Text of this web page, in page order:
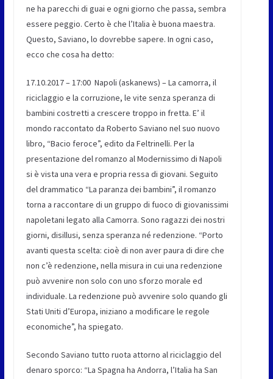
ne ha parecchi di guai e ogni giorno che passa, sembra
essere peggio. Certo è che l’Italia è buona maestra.
Questo, Saviano, lo dovrebbe sapere. In ogni caso,
ecco che cosa ha detto:
17.10.2017 – 17:00 Napoli (askanews) – La camorra, il
riciclaggio e la corruzione, le vite senza speranza di
bambini costretti a crescere troppo in fretta. E’ il
mondo raccontato da Roberto Saviano nel suo nuovo
libro, “Bacio feroce”, edito da Feltrinelli. Per la
presentazione del romanzo al Modernissimo di Napoli
si è vista una vera e propria ressa di giovani. Seguito
del drammatico “La paranza dei bambini”, il romanzo
torna a raccontare di un gruppo di fuoco di giovanissimi
napoletani legato alla Camorra. Sono ragazzi dei nostri
giorni, disillusi, senza speranza né redenzione. “Porto
avanti questa scelta: cioè di non aver paura di dire che
non c’è redenzione, nella misura in cui una redenzione
può avvenire non solo con uno sforzo morale ed
individuale. La redenzione può avvenire solo quando gli
Stati Uniti d’Europa, iniziano a modificare le regole
economiche”, ha spiegato.
Secondo Saviano tutto ruota attorno al riciclaggio del
denaro sporco: “La Spagna ha Andorra, l’Italia ha San